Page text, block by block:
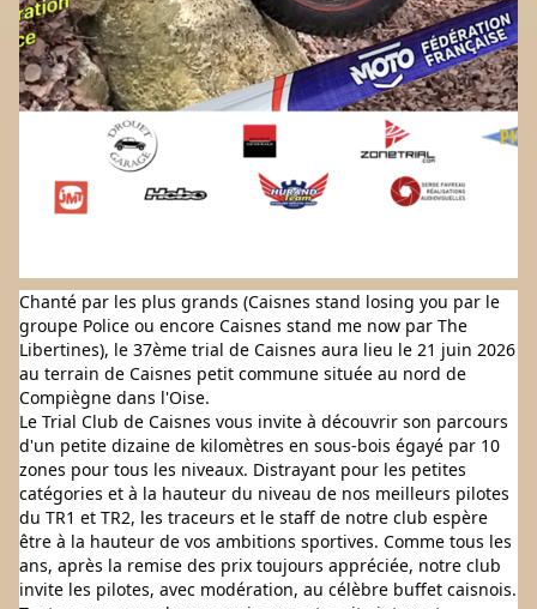
Chanté par les plus grands (Caisnes stand losing you par le
groupe Police ou encore Caisnes stand me now par The
Libertines), le 37ème trial de Caisnes aura lieu le 21 juin 2026
au terrain de Caisnes petit commune située au nord de
Compiègne dans l'Oise.
Le Trial Club de Caisnes vous invite à découvrir son parcours
d'un petite dizaine de kilomètres en sous-bois égayé par 10
zones pour tous les niveaux. Distrayant pour les petites
catégories et à la hauteur du niveau de nos meilleurs pilotes
du TR1 et TR2, les traceurs et le staff de notre club espère
être à la hauteur de vos ambitions sportives. Comme tous les
ans, après la remise des prix toujours appréciée, notre club
invite les pilotes, avec modération, au célèbre buffet caisnois.